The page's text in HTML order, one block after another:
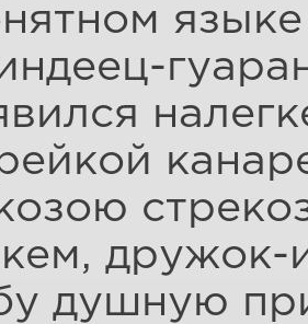
языке
дружок-
душную